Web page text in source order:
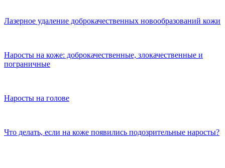
Лазерное удаление доброкачественных новообразований кожи
Наросты на коже: доброкачественные, злокачественные и
пограничные
Наросты на голове
Что делать, если на коже появились подозрительные наросты?